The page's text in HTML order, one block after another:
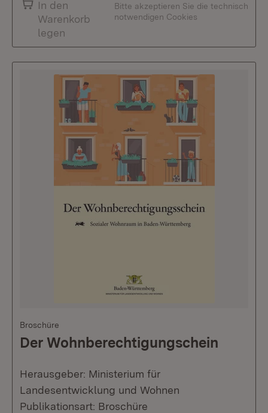
In den
Warenkorb
legen
Bitte akzeptieren Sie die technisch
notwendigen Cookies
Broschüre
Der Wohnberechtigungschein
Herausgeber: Ministerium für
Landesentwicklung und Wohnen
Publikationsart: Broschüre